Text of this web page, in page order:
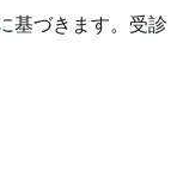
基づきます。受診